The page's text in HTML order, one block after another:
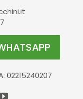
02215240207